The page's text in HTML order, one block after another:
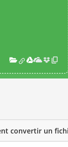
convertir un